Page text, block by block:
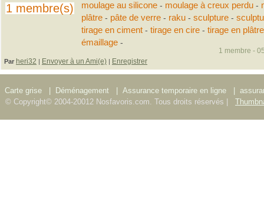
1 membre(s)
moulage au silicone- moulage à creux perdu-
plâtre- pâte de verre- raku- sculpture-
tirage en ciment- tirage en cire- tirage en plâtre
émaillage-
Par heri32 | Envoyer à un Ami(e) | Enregistrer
1 membre -
Carte grise Déménagement Assurance temporaire en ligne
© Copyright© 2004-20012 Nosfavoris.com. Tous droits réservés |